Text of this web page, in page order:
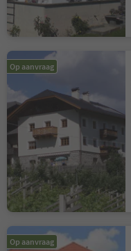
Op aanvraag
Op aanvraag